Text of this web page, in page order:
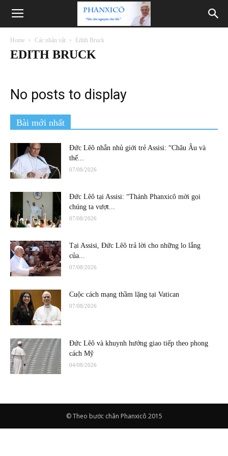
Phanxicô
Home Các nhân vật Edith Bruck
EDITH BRUCK
No posts to display
Bài mới nhất
Đức Lêô nhắn nhủ giới trẻ Assisi: “Châu Âu và
thế...
07/08/2026
Đức Lêô tại Assisi: “Thánh Phanxicô mời gọi
chúng ta vượt...
07/08/2026
Tại Assisi, Đức Lêô trả lời cho những lo lắng
của...
07/08/2026
Cuộc cách mạng thầm lặng tại Vatican
07/08/2026
Đức Lêô và khuynh hướng giao tiếp theo phong
cách Mỹ
04/08/2026
© Theo bước chân Phanxicô 2015